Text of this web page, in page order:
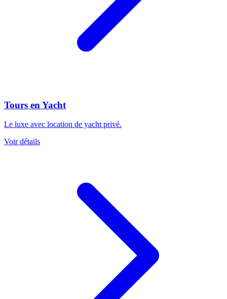
Tours en Yacht
Le luxe avec location de yacht privé.
Voir détails